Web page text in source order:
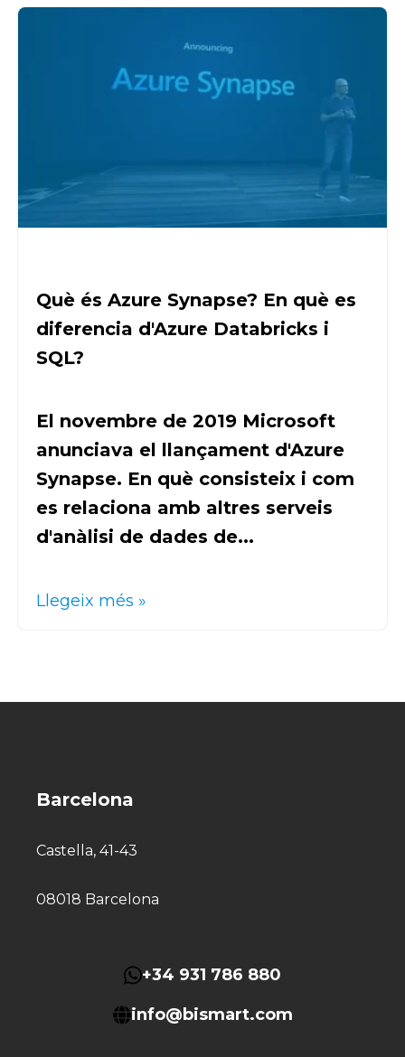
Què és Azure Synapse? En què es
diferencia d'Azure Databricks i
SQL?
El novembre de 2019 Microsoft
anunciava el llançament d'Azure
Synapse. En què consisteix i com
es relaciona amb altres serveis
d'anàlisi de dades de...
Llegeix més »
Barcelona
Castella, 41-43
08018 Barcelona
+34 931 786 880
info@bismart.com